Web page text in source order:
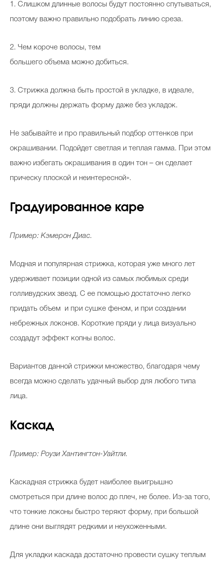
1. Слишком длинные волосы будут постоянно спутываться,
поэтому важно правильно подобрать линию среза.
2. Чем короче волосы, тем
большего объема можно добиться.
3. Стрижка должна быть простой в укладке, в идеале,
пряди должны держать форму даже без укладок.
Не забывайте и про правильный подбор оттенков при
окрашивании. Подойдет светлая и теплая гамма. При этом
важно избегать окрашивания в один тон – он сделает
прическу плоской и неинтересной».
Градуированное каре
Пример: Кэмерон Диас.
Модная и популярная стрижка, которая уже много лет
удерживает позиции одной из самых любимых среди
голливудских звезд. С ее помощью достаточно легко
придать объем и при сушке феном, и при создании
небрежных локонов. Короткие пряди у лица визуально
создадут эффект копны волос.
Вариантов данной стрижки множество, благодаря чему
всегда можно сделать удачный выбор для любого типа
лица.
Каскад
Пример: Роузи Хантингтон-Уайтли.
Каскадная стрижка будет наиболее выигрышно
смотреться при длине волос до плеч, не более. Из-за того,
что тонкие локоны быстро теряют форму, при большой
длине они выглядят редкими и неухоженными.
Для укладки каскада достаточно провести сушку теплым